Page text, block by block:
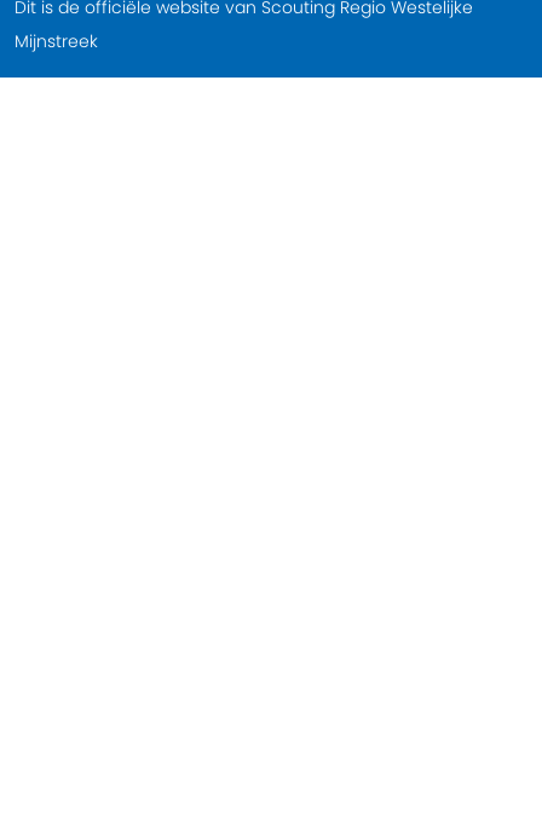
Dit is de officiële website van Scouting Regio Westelijke
Mijnstreek